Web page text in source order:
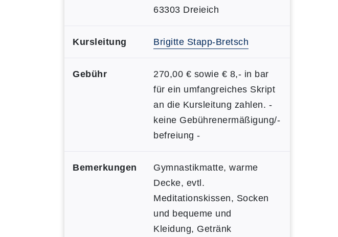
63303 Dreieich
Kursleitung Brigitte Stapp-Bretsch
Gebühr
270,00 € sowie € 8,- in bar
für ein umfangreiches Skript
an die Kursleitung zahlen. -
keine Gebührenermäßigung/-
befreiung -
Bemerkungen
Gymnastikmatte, warme
Decke, evtl.
Meditationskissen, Socken
und bequeme und
Kleidung, Getränk